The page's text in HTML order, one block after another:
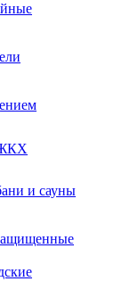
ЖКХ
и сауны